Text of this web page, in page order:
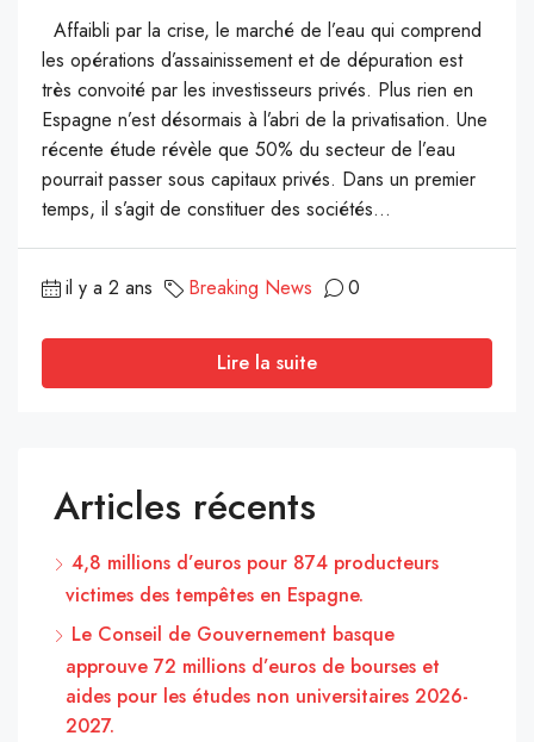
Affaibli par la crise, le marché de l’eau qui comprend
les opérations d’assainissement et de dépuration est
très convoité par les investisseurs privés. Plus rien en
Espagne n’est désormais à l’abri de la privatisation. Une
récente étude révèle que 50% du secteur de l’eau
pourrait passer sous capitaux privés. Dans un premier
temps, il s’agit de constituer des sociétés...
il y a 2 ans Breaking News 0
Lire la suite
Articles récents
4,8 millions d’euros pour 874 producteurs
victimes des tempêtes en Espagne.
Le Conseil de Gouvernement basque
approuve 72 millions d’euros de bourses et
aides pour les études non universitaires 2026-
2027.